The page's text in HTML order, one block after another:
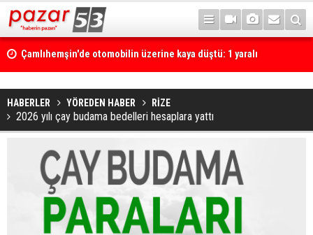
Çamlıhemşin'de otomobilin üzerine kaya düştü: 1 yaralı
HABERLER YÖREDEN HABER RİZE
2026 yılı çay budama bedelleri hesaplara yattı